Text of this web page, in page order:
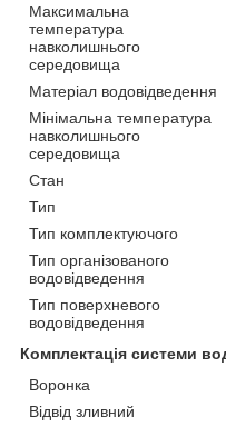
Максимальна
температура
навколишнього
середовища
Матеріал водовідведення
Мінімальна температура
навколишнього
середовища
Стан
Тип
Тип комплектуючого
Тип організованого
водовідведення
Тип поверхневого
водовідведення
Комплектація системи
Воронка
Відвід зливний